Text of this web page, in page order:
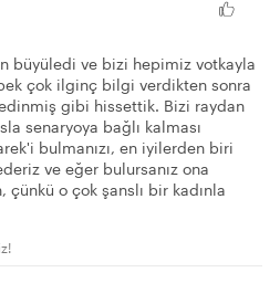
büyüledi ve bizi hepimiz votkayla
çok ilginç bilgi verdikten sonra
gibi hissettik. Bizi raydan
senaryoya bağlı kalması
bulmanızı, en iyilerden biri
ve eğer bulursanız ona
o çok şanslı bir kadınla